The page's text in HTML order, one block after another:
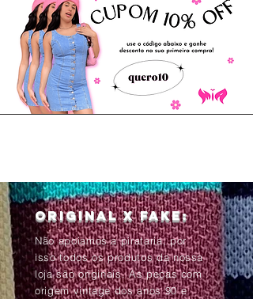
Original x Fake:
Não apoiamos a pirataria, por
isso todos os produtos da nossa
loja são originais. As peças com
origem vintage dos anos 90 e